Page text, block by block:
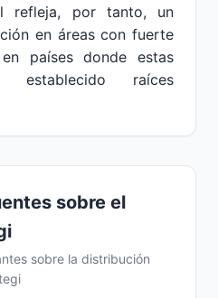
refleja, por tanto, un
en áreas con fuerte
países donde estas
establecido raíces
sobre el
sobre la distribución